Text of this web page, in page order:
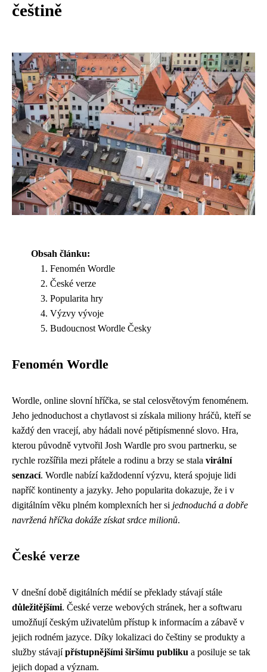
češtině
Obsah článku:
Fenomén Wordle
České verze
Popularita hry
Výzvy vývoje
Budoucnost Wordle Česky
Fenomén Wordle
Wordle, online slovní hříčka, se stal celosvětovým fenoménem.
Jeho jednoduchost a chytlavost si získala miliony hráčů, kteří se
každý den vracejí, aby hádali nové pětipísmenné slovo. Hra,
kterou původně vytvořil Josh Wardle pro svou partnerku, se
rychle rozšířila mezi přátele a rodinu a brzy se stala virální
senzací. Wordle nabízí každodenní výzvu, která spojuje lidi
napříč kontinenty a jazyky. Jeho popularita dokazuje, že i v
digitálním věku plném komplexních her si jednoduchá a dobře
navržená hříčka dokáže získat srdce milionů.
České verze
V dnešní době digitálních médií se překlady stávají stále
důležitějšími. České verze webových stránek, her a softwaru
umožňují českým uživatelům přístup k informacím a zábavě v
jejich rodném jazyce. Díky lokalizaci do češtiny se produkty a
služby stávajípřístupnějšími širšímu publiku a posiluje se tak
jejich dopad a význam.